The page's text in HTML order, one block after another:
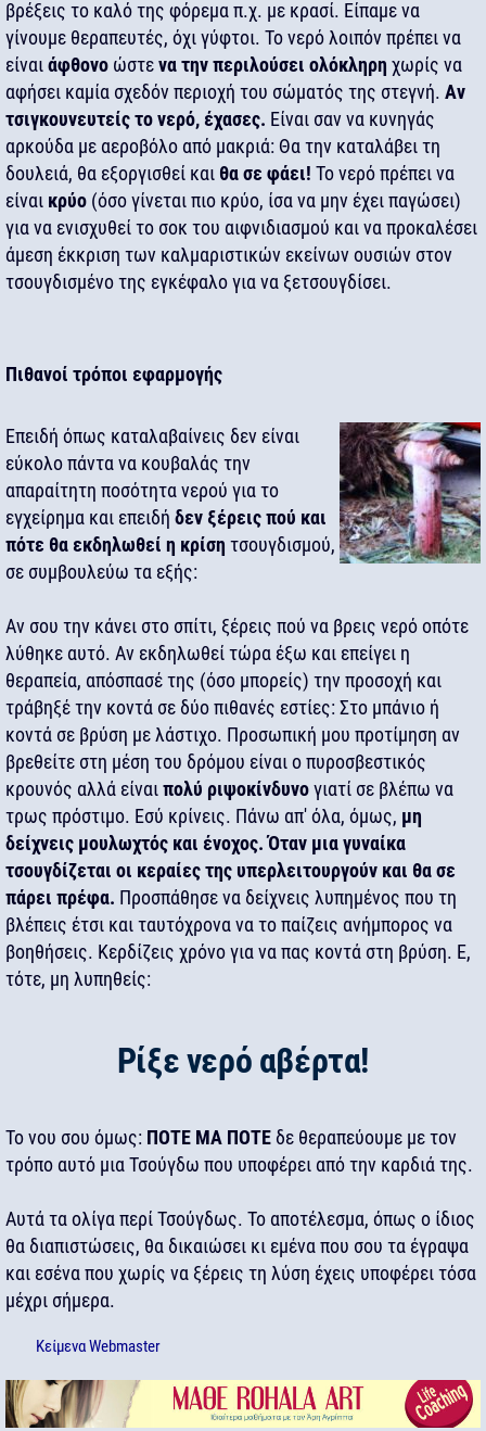
βρέξεις το καλό της φόρεμα π.χ. με κρασί. Είπαμε να
γίνουμε θεραπευτές, όχι γύφτοι. Το νερό λοιπόν πρέπει να
είναιάφθονο ώστενα την περιλούσει ολόκληρη χωρίς να
αφήσει καμία σχεδόν περιοχή του σώματός της στεγνή. Αν
τσιγκουνευτείς το νερό, έχασες. Είναι σαν να κυνηγάς
αρκούδα με αεροβόλο από μακριά: Θα την καταλάβει τη
δουλειά, θα εξοργισθεί και θα σε φάει! Το νερό πρέπει να
είναι κρύο (όσο γίνεται πιο κρύο, ίσα να μην έχει παγώσει)
για να ενισχυθεί το σοκ του αιφνιδιασμού και να προκαλέσει
άμεση έκκριση των καλμαριστικών εκείνων ουσιών στον
τσουγδισμένο της εγκέφαλο για να ξετσουγδίσει.
Πιθανοί τρόποι εφαρμογής
Επειδή όπως καταλαβαίνεις δεν είναι
εύκολο πάντα να κουβαλάς την
απαραίτητη ποσότητα νερού για το
εγχείρημα και επειδή δεν ξέρεις πού και
πότε θα εκδηλωθεί η κρίση τσουγδισμού,
σε συμβουλεύω τα εξής:
Αν σου την κάνει στο σπίτι, ξέρεις πού να βρεις νερό οπότε
λύθηκε αυτό. Αν εκδηλωθεί τώρα έξω και επείγει η
θεραπεία, απόσπασέ της (όσο μπορείς) την προσοχή και
τράβηξέ την κοντά σε δύο πιθανές εστίες: Στο μπάνιο ή
κοντά σε βρύση με λάστιχο. Προσωπική μου προτίμηση αν
βρεθείτε στη μέση του δρόμου είναι ο πυροσβεστικός
κρουνός αλλά είναιπολύ ριψοκίνδυνογιατί σε βλέπω να
τρως πρόστιμο. Εσύ κρίνεις. Πάνω απ' όλα, όμως, μη
δείχνεις μουλωχτός και ένοχος. Όταν μια γυναίκα
τσουγδίζεται οι κεραίες της υπερλειτουργούν και θα σε
πάρει πρέφα. Προσπάθησε να δείχνεις λυπημένος που τη
βλέπεις έτσι και ταυτόχρονα να το παίζεις ανήμπορος να
βοηθήσεις. Κερδίζεις χρόνο για να πας κοντά στη βρύση. Ε,
τότε, μη λυπηθείς:
Ρίξε νερό αβέρτα!
Το νου σου όμως: ΠΟΤΕ ΜΑ ΠΟΤΕ δε θεραπεύουμε με τον
τρόπο αυτό μια Τσούγδω που υποφέρει από την καρδιά της.
Αυτά τα ολίγα περί Τσούγδως. Το αποτέλεσμα, όπως ο ίδιος
θα διαπιστώσεις, θα δικαιώσει κι εμένα που σου τα έγραψα
και εσένα που χωρίς να ξέρεις τη λύση έχεις υποφέρει τόσα
μέχρι σήμερα.
ΚείμεναWebmaster